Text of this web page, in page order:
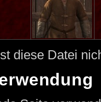
diese Datei